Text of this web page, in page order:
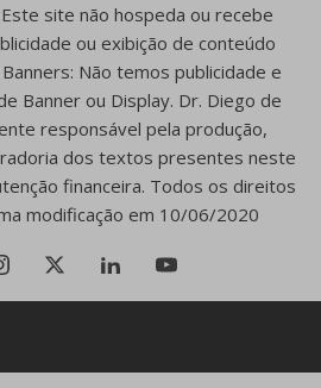
site não hospeda ou recebe
ou exibição de conteúdo
Não temos publicidade e
Banner ou Display. Dr. Diego de
responsável pela produção,
dos textos presentes neste
financeira. Todos os direitos
modificação em 10/06/2020